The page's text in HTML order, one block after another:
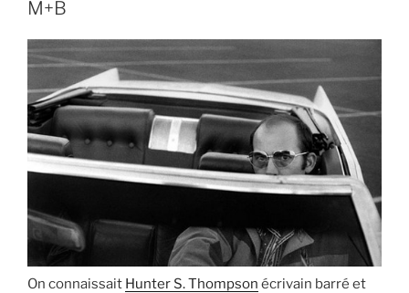
M+B
On connaissait Hunter S. Thompson écrivain barré et